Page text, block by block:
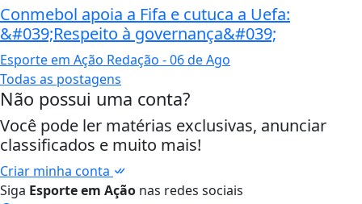
Conmebol apoia a Fifa e cutuca a Uefa:
&#039;Respeito à governança&#039;
Esporte em Ação Redação - 06 de Ago
Todas as postagens
Não possui uma conta?
Você pode ler matérias exclusivas, anunciar
classificados e muito mais!
Criar minha conta
Siga Esporte em Ação nas redes sociais